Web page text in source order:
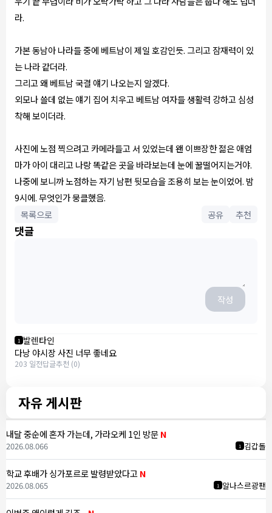
라.
가본 동남아 나라들 중에 베트남이 제일 호감인듯. 그리고 잠재력이 있
는 나라 같더라.
그리고 왜 베트남 국결 얘기 나오는지 알겠다.
외모나 쓸데 없는 얘기 집어 치우고 베트남 여자들 생활력 강하고 심성
착해 보이더라.
사진에 노점 찍으려고 카메라들고 서 있었는데 왠 이쁘장한 젊은 애엄
마가 아이 대리고 나랑 똑같은 곳을 바라보는데 눈에 꿀떨어지는거야.
나중에 보니까 노점하는 자기 남편 뒷모습을 조용히 보는 눈이었어. 밤
9시에. 무엇인가 뭉클했음.
목록으로
공유 추천
댓글
작성
1 발렌타인
다낭 야시장 사진 너무 좋네요
203 일전답글추천 (0)
자유 게시판
내달 중순에 혼자 가는데, 가라오케 1인 방문N
1 김갑돌
2026.08.066
학교 후배가 싱가포르로 발령받았다고N
1 알나스르광팬
2026.08.065